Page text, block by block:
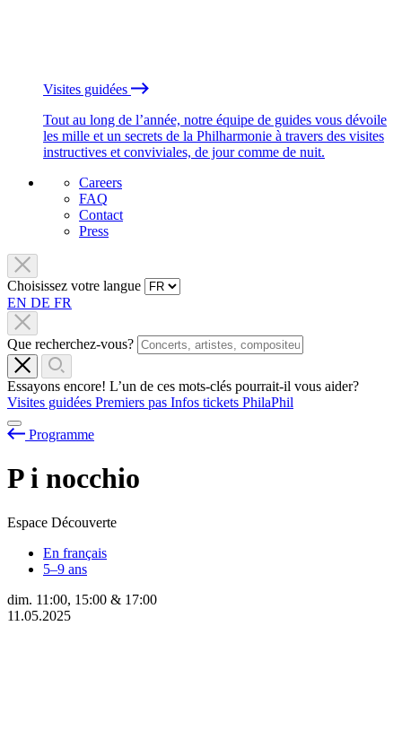
Visites guidées
Tout au long de l’année, notre équipe de guides vous dévoile
les mille et un secrets de la Philharmonie à travers des visites
instructives et conviviales, de jour comme de nuit.
Careers
FAQ
Contact
Press
Choisissez votre langue
EN DE FR
Que recherchez-vous?
Essayons encore! L’un de ces mots-clés pourrait-il vous aider?
Visites guidées Premiers pas Infos tickets PhilaPhil
Programme
Pi nocchio
Espace Découverte
En français
5–9 ans
dim. 11:00, 15:00 & 17:00
11.05.2025